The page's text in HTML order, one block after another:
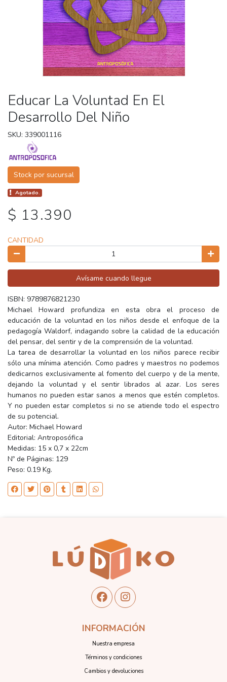
Educar La Voluntad En El
Desarrollo Del Niño
SKU: 339001116
Stock por sucursal
Agotado.
$ 13.390
CANTIDAD
Avísame cuando llegue
ISBN: 9789876821230
Michael Howard profundiza en esta obra el proceso de
educación de la voluntad en los niños desde el enfoque de la
pedagogía Waldorf, indagando sobre la calidad de la educación
del pensar, del sentir y de la comprensión de la voluntad.
La tarea de desarrollar la voluntad en los niños parece recibir
sólo una mínima atención. Como padres y maestros no podemos
dedicarnos exclusivamente al fomento del cuerpo y de la mente,
dejando la voluntad y el sentir librados al azar. Los seres
humanos no pueden estar sanos a menos que estén completos.
Y no pueden estar completos si no se atiende todo el espectro
de su potencial.
Autor: Michael Howard
Editorial: Antroposófica
Medidas: 15 x 0,7 x 22cm
Nº de Páginas: 129
Peso: 0.19 Kg.
INFORMACIÓN
Nuestra empresa
Términos y condiciones
Cambios y devoluciones